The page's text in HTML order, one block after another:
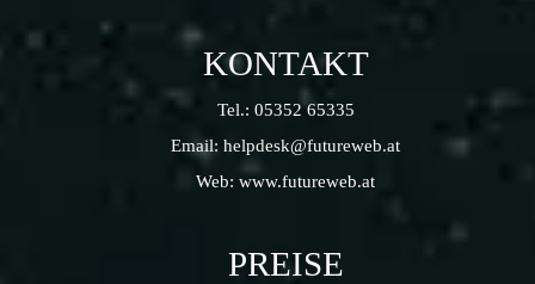
KONTAKT
Tel.: 05352 65335
Email: helpdesk@futureweb.at
Web: www.futureweb.at
PREISE